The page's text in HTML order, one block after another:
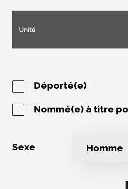
Unité
Déporté(e)
Nommé(e) à titre
Sexe Homme